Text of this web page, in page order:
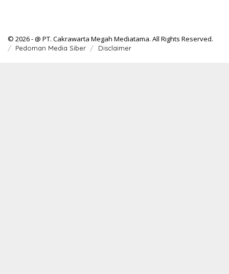
© 2026 - @ PT. Cakrawarta Megah Mediatama. All Rights Reserved.
Pedoman Media Siber Disclaimer